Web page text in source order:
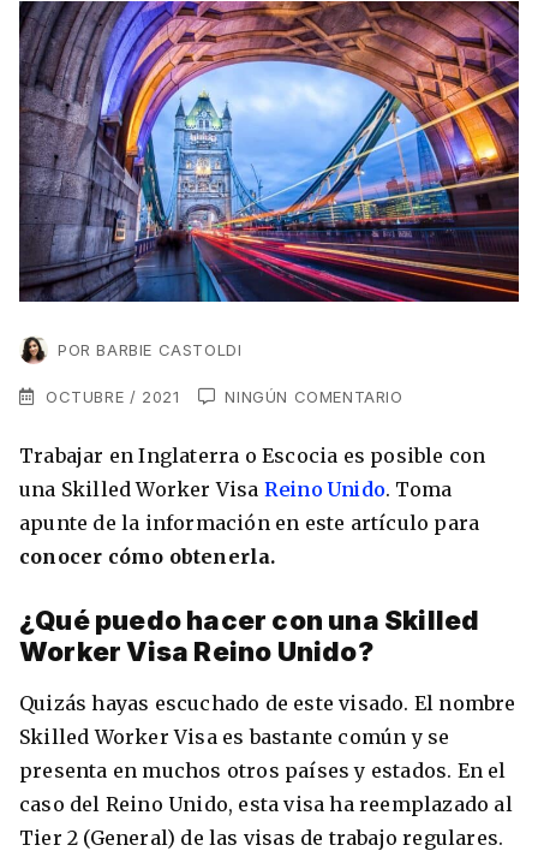
Voluntariados
Work
Working Holidays
Lo último sobre intercambios
Los países que más innovan en el campo
digital
Irlanda
Italia
Malta
Reino Unido
Suecia
Asia
China
Corea del Sur
Japón
Oceanía
Nueva Zelanda
América
Brasil
Nueva Zelanda
VER TODAS LAS EXPERIENCIAS
Estudia Inglés frente al Mediterráneo
Síguenos en las redes
newsletter
Recibe toda la info que necesitas para
vivir afuera.
He leído y acepto los Términos y
ENVIAR
POR BARBIE CASTOLDI
OCTUBRE / 2021 NINGÚN COMENTARIO
Trabajar en Inglaterra o Escocia es posible con
una Skilled Worker Visa Reino Unido. Toma
apunte de la información en este artículo para
conocer cómo obtenerla.
¿Qué puedo hacer con una Skilled
Worker Visa Reino Unido?
Quizás hayas escuchado de este visado. El nombre
Skilled Worker Visa es bastante común y se
presenta en muchos otros países y estados. En el
caso del Reino Unido, esta visa ha reemplazado al
Tier 2 (General) de las visas de trabajo regulares.